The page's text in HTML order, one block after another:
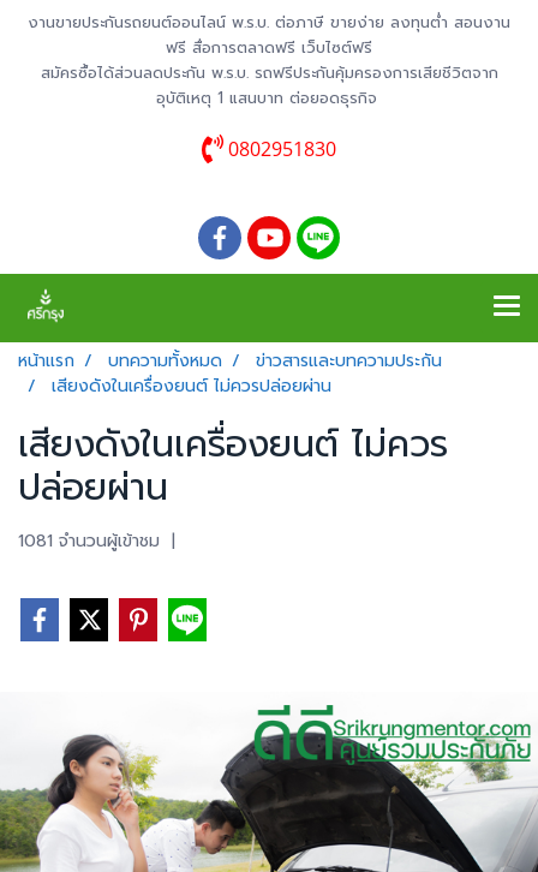
งานขายประกันรถยนต์ออนไลน์ พ.ร.บ. ต่อภาษี ขายง่าย ลงทุนต่ำ สอนงาน
ฟรี สื่อการตลาดฟรี เว็บไซต์ฟรี
สมัครซื้อได้ส่วนลดประกัน พ.ร.บ. รถฟรีประกันคุ้มครองการเสียชีวิตจาก
อุบัติเหตุ 1 แสนบาท ต่อยอดธุรกิจ
0802951830
หน้าแรก บทความทั้งหมด
ข่าวสารและบทความประกัน
เสียงดังในเครื่องยนต์ ไม่ควรปล่อยผ่าน
เสียงดังในเครื่องยนต์ ไม่ควร
ปล่อยผ่าน
1081 จำนวนผู้เข้าชม |